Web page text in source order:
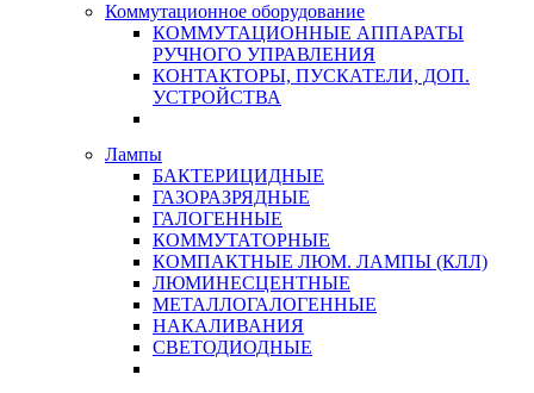
Коммутационное оборудование
КОММУТАЦИОННЫЕ АППАРАТЫ
РУЧНОГО УПРАВЛЕНИЯ
КОНТАКТОРЫ, ПУСКАТЕЛИ, ДОП.
УСТРОЙСТВА
Лампы
БАКТЕРИЦИДНЫЕ
ГАЗОРАЗРЯДНЫЕ
ГАЛОГЕННЫЕ
КОММУТАТОРНЫЕ
КОМПАКТНЫЕ ЛЮМ. ЛАМПЫ (КЛЛ)
ЛЮМИНЕСЦЕНТНЫЕ
МЕТАЛЛОГАЛОГЕННЫЕ
НАКАЛИВАНИЯ
СВЕТОДИОДНЫЕ